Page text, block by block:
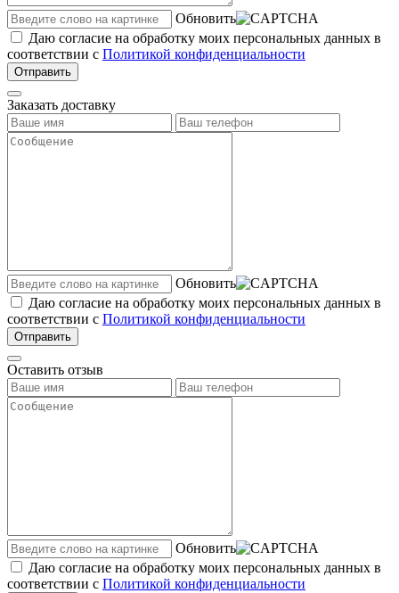
Обновить
Даю согласие на обработку моих персональных данных в
соответствии с Политикой конфиденциальности
Отправить
Заказать доставку
Обновить
Даю согласие на обработку моих персональных данных в
соответствии с Политикой конфиденциальности
Отправить
Оставить отзыв
Обновить
Даю согласие на обработку моих персональных данных в
соответствии с Политикой конфиденциальности